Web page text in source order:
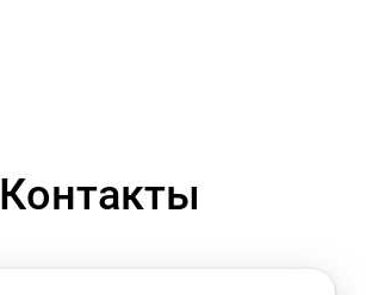
Контакты